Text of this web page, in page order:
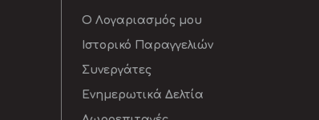
O Λογαριασμός μου
Ιστορικό Παραγγελιών
Συνεργάτες
Ενημερωτικά Δελτία